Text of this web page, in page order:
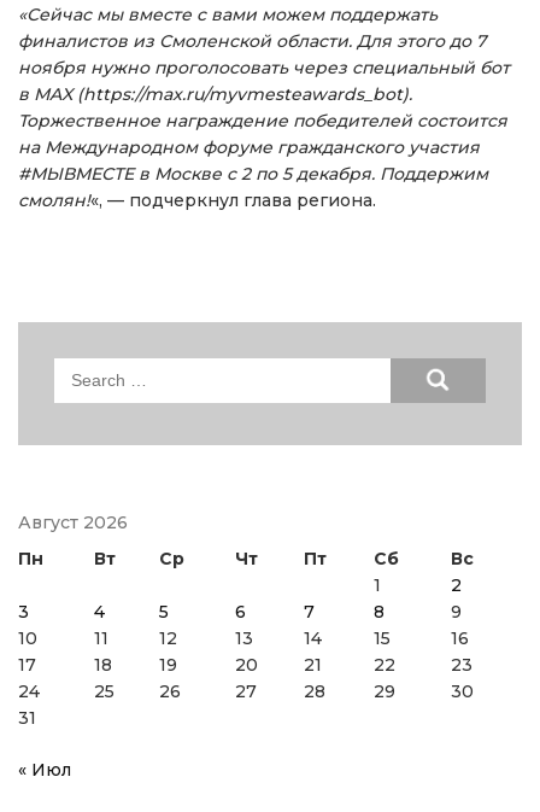
«Сейчас мы вместе с вами можем поддержать
финалистов из Смоленской области. Для этого до 7
ноября нужно проголосовать через специальный бот
в MAX (https://max.ru/myvmesteawards_bot).
Торжественное награждение победителей состоится
на Международном форуме гражданского участия
#МЫВМЕСТЕ в Москве с 2 по 5 декабря. Поддержим
смолян!«, — подчеркнул глава региона.
Search
Август 2026
Пн
Вт Ср Чт Пт Сб
Вс
1
2
3
4 5 6 7 8
9
10
11 12 13 14 15
16
17
18 19 20 21 22
23
24
25 26 27 28 29
30
31
« Июл